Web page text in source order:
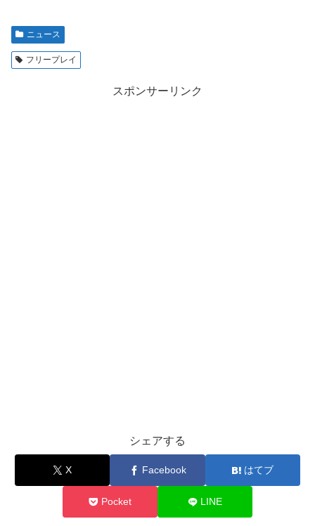
ニュース
フリープレイ
スポンサーリンク
シェアする
X Facebook はてブ
Pocket LINE